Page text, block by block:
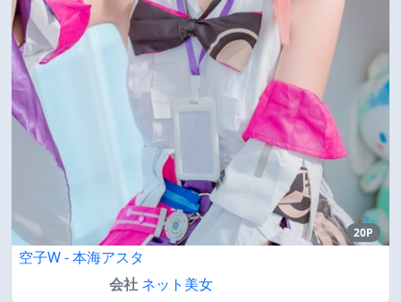
20P
空子W - 本海アスタ
会社 ネット美女